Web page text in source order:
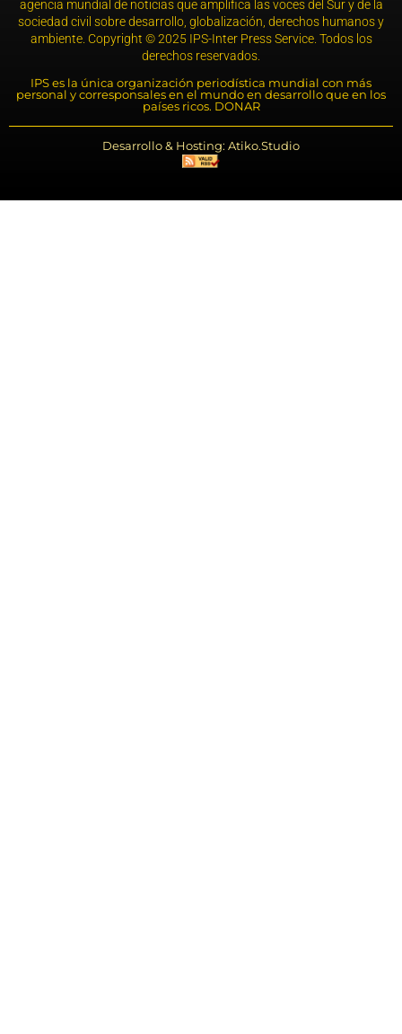
agencia mundial de noticias que amplifica las voces del Sur y de la
sociedad civil sobre desarrollo, globalización, derechos humanos y
ambiente. Copyright © 2025 IPS-Inter Press Service. Todos los
derechos reservados.
IPS es la única organización periodística mundial con más
personal y corresponsales en el mundo en desarrollo que en los
países ricos. DONAR
Desarrollo & Hosting: Atiko.Studio